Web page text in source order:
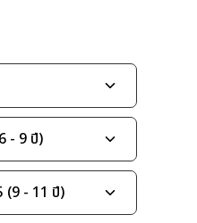
- 9 ปี)
(9 - 11 ปี)